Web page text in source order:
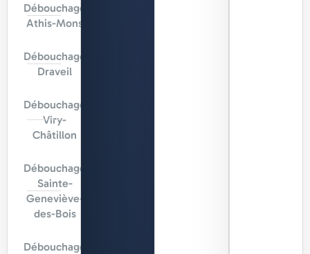
Débouchage
Athis-Mons
Débouchage
Draveil
Débouchage
Viry-
Châtillon
Débouchage
Sainte-
Geneviève-
des-Bois
Débouchage